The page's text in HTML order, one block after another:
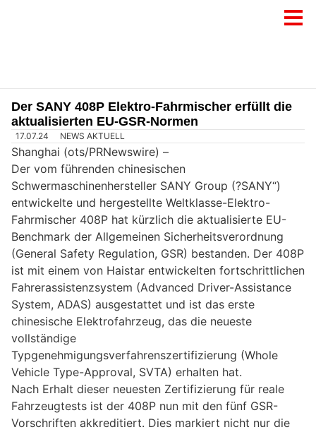
Der SANY 408P Elektro-Fahrmischer erfüllt die
aktualisierten EU-GSR-Normen
17.07.24 NEWS AKTUELL
Shanghai (ots/PRNewswire) –
Der vom führenden chinesischen
Schwermaschinenhersteller SANY Group (?SANY“)
entwickelte und hergestellte Weltklasse-Elektro-
Fahrmischer 408P hat kürzlich die aktualisierte EU-
Benchmark der Allgemeinen Sicherheitsverordnung
(General Safety Regulation, GSR) bestanden. Der 408P
ist mit einem von Haistar entwickelten fortschrittlichen
Fahrerassistenzsystem (Advanced Driver-Assistance
System, ADAS) ausgestattet und ist das erste
chinesische Elektrofahrzeug, das die neueste
vollständige
Typgenehmigungsverfahrenszertifizierung (Whole
Vehicle Type-Approval, SVTA) erhalten hat.
Nach Erhalt dieser neuesten Zertifizierung für reale
Fahrzeugtests ist der 408P nun mit den fünf GSR-
Vorschriften akkreditiert. Dies markiert nicht nur die